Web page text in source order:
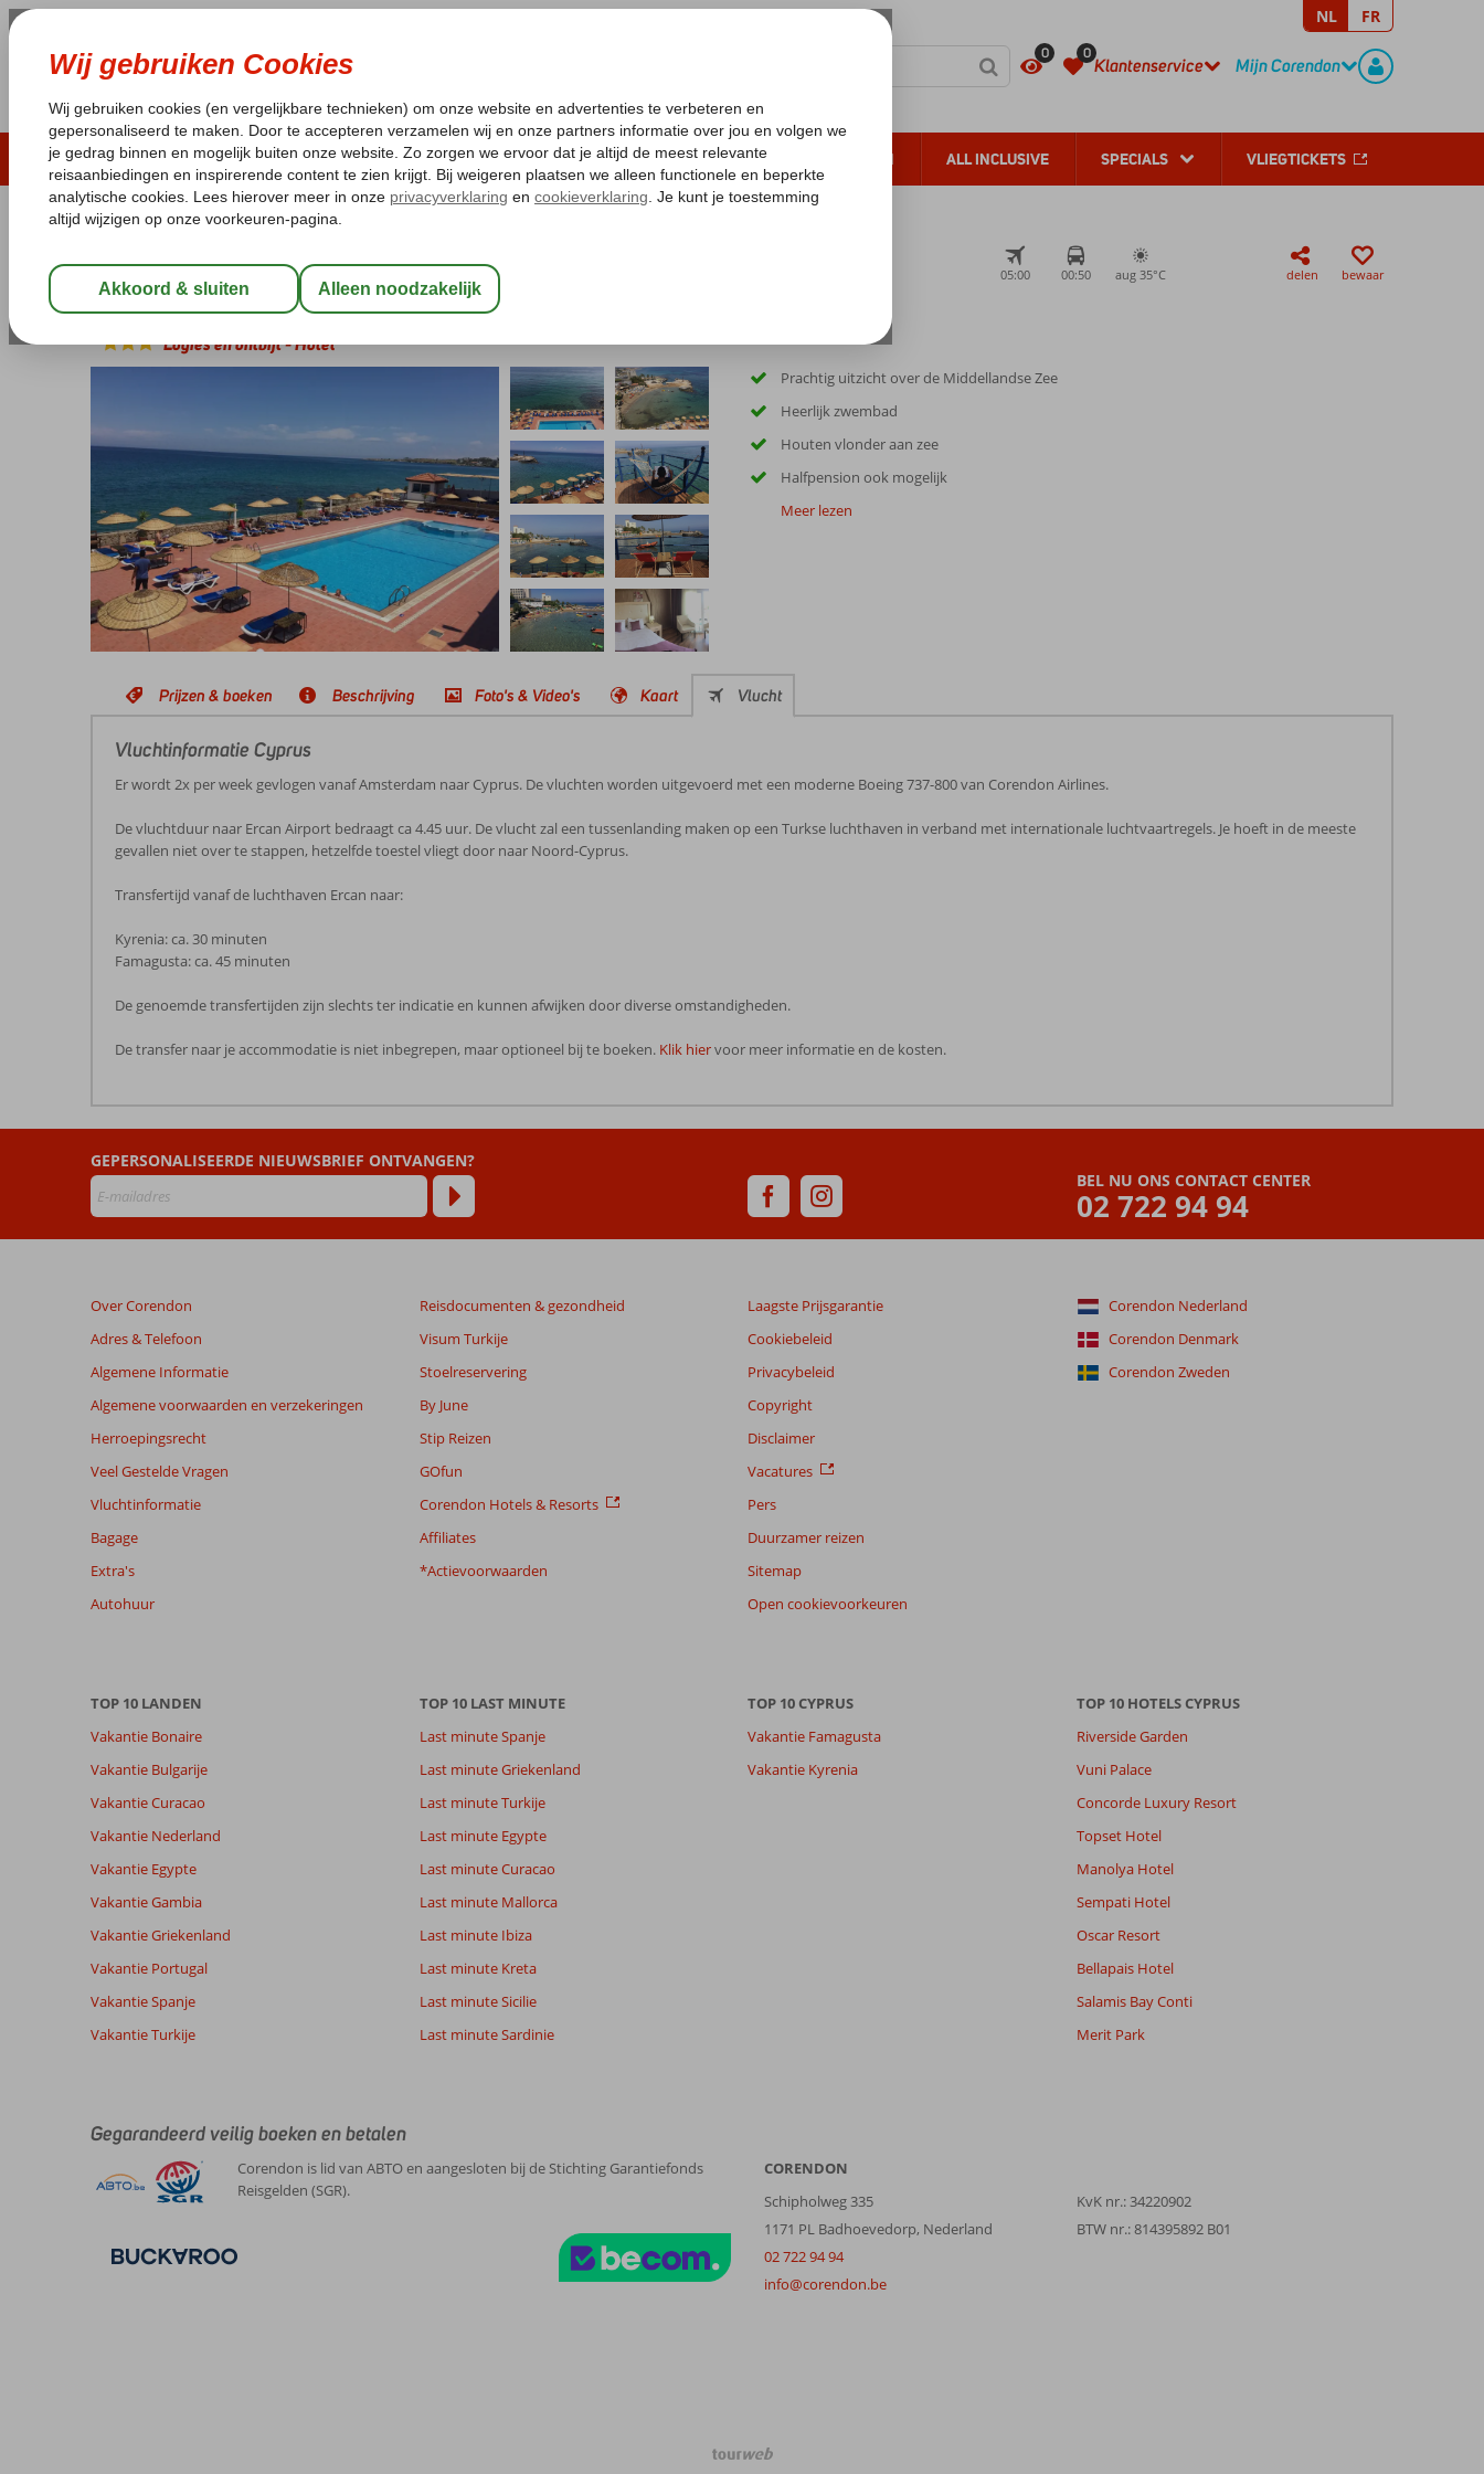
0 0
Klantenservice
CONTACT
Mijn Corendon
REGISTREER
NL FR
ZOMER 2026 LAST MINUTES WINTERZON ZONVAKANTIES VERRE REIZEN ALL INCLUSIVE SPECIALS VLIEGTICKETS
Laagsteprijsgarantie* Geen fueltoeslag Gratis annuleren*
Home
Cyprus Kyrenia Manolya Hotel
Manolya Hotel
Logies en ontbijt-Hotel
05:00 00:50 aug 35°C delen bewaar
Prachtig uitzicht over de Middellandse Zee
Heerlijk zwembad
Houten vlonder aan zee
Halfpension ook mogelijk
Meer lezen
Prijzen & boeken Beschrijving Foto's & Video's Kaart Vlucht
Vluchtinformatie Cyprus
Er wordt 2x per week gevlogen vanaf Amsterdam naar Cyprus. De vluchten worden uitgevoerd met een moderne Boeing 737-800 van Corendon Airlines.
De vluchtduur naar Ercan Airport bedraagt ca 4.45 uur. De vlucht zal een tussenlanding maken op een Turkse luchthaven in verband met internationale luchtvaartregels. Je hoeft in de meeste
gevallen niet over te stappen, hetzelfde toestel vliegt door naar Noord-Cyprus.
Transfertijd vanaf de luchthaven Ercan naar:
Kyrenia: ca. 30 minuten
Famagusta: ca. 45 minuten
De genoemde transfertijden zijn slechts ter indicatie en kunnen afwijken door diverse omstandigheden.
De transfer naar je accommodatie is niet inbegrepen, maar optioneel bij te boeken. Klik hiervoor meer informatie en de kosten.
door
onze
klanten
in
Manolya
Beoordelingen
die
zijn
dan
relevantie
de
getoonde
te
garanderen.
info
over
beoordelingen.
BEL NU ONS CONTACT CENTER
02 722 94 94
GEPERSONALISEERDE NIEUWSBRIEF ONTVANGEN?
Over Corendon
Adres & Telefoon
Algemene Informatie
Algemene voorwaarden en verzekeringen
Herroepingsrecht
Veel Gestelde Vragen
Vluchtinformatie
Bagage
Extra's
Autohuur
Reisdocumenten & gezondheid
Visum Turkije
Stoelreservering
By June
Stip Reizen
GOfun
Corendon Hotels & Resorts
Affiliates
*Actievoorwaarden
Laagste Prijsgarantie
Cookiebeleid
Privacybeleid
Copyright
Disclaimer
Vacatures
Pers
Duurzamer reizen
Sitemap
Open cookievoorkeuren
Corendon Nederland
Corendon Denmark
Corendon Zweden
TOP 10 LANDEN
Vakantie Bonaire
Vakantie Bulgarije
Vakantie Curacao
Vakantie Nederland
Vakantie Egypte
Vakantie Gambia
Vakantie Griekenland
Vakantie Portugal
Vakantie Spanje
Vakantie Turkije
TOP 10 LAST MINUTE
Last minute Spanje
Last minute Griekenland
Last minute Turkije
Last minute Egypte
Last minute Curacao
Last minute Mallorca
Last minute Ibiza
Last minute Kreta
Last minute Sicilie
Last minute Sardinie
TOP 10 CYPRUS
Vakantie Famagusta
Vakantie Kyrenia
TOP 10 HOTELS CYPRUS
Riverside Garden
Vuni Palace
Concorde Luxury Resort
Topset Hotel
Manolya Hotel
Sempati Hotel
Oscar Resort
Bellapais Hotel
Salamis Bay Conti
Merit Park
Gegarandeerd veilig boeken en betalen
Corendon is lid van ABTO en aangesloten bij de Stichting Garantiefonds
Reisgelden (SGR).
CORENDON
Schipholweg 335
1171 PL Badhoevedorp, Nederland
02 722 94 94
info@corendon.be
KvK nr.: 34220902
BTW nr.: 814395892 B01
TourWeb